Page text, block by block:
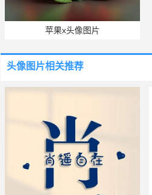
苹果x头像图片
头像图片相关推荐